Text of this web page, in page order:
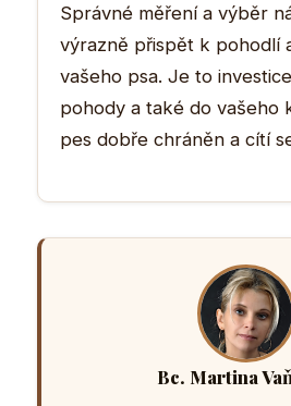
Správné měření a výběr
výrazně přispět k pohodlí
vašeho psa. Je to
pohody a také do vašeho
pes dobře chráněn a cítí
Bc. Martina